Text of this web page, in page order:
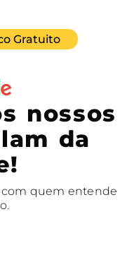
Gratuito
nossos
da
quem entende